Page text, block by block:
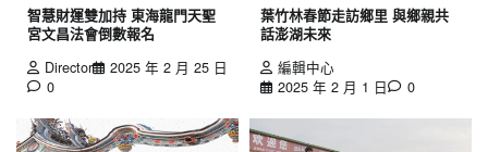
智慧財運雙加持 東海龍門天聖
宮文昌法會倒數報名
Director
2025 年 2 月 25 日
0
葉竹林春節走訪鄉里 與鄉親共
話澎湖未來
編輯中心
2025 年 2 月 1 日
0